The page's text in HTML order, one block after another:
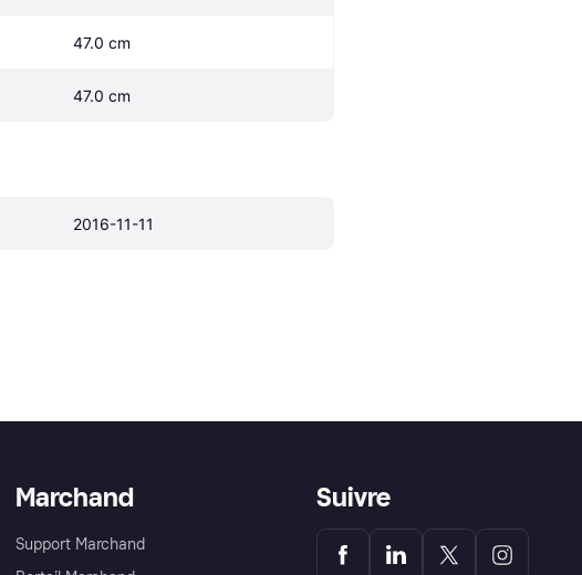
47.0 cm
47.0 cm
2016-11-11
Marchand
Support Marchand
Suivre